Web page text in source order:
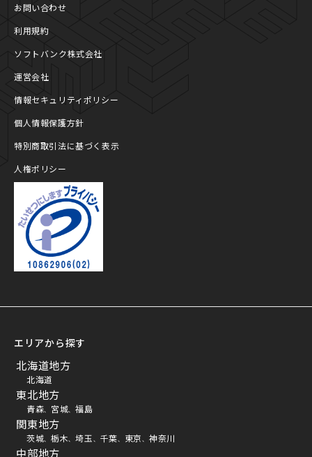
お問い合わせ
利用規約
ソフトバンク株式会社
運営会社
情報セキュリティポリシー
個人情報保護方針
特別商取引法に基づく表示
人権ポリシー
エリアから探す
北海道地方
北海道
東北地方
青森、 宮城、 福島
関東地方
茨城、 栃木、 埼玉、 千葉、 東京、 神奈川
中部地方